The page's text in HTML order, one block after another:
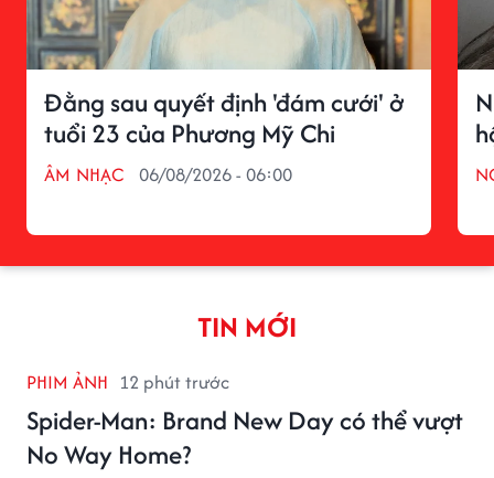
Đằng sau quyết định 'đám cưới' ở
tuổi 23 của Phương Mỹ Chi
ÂM NHẠC 06/08/2026 - 06:00
TIN MỚI
PHIM ẢNH 12 phút trước
Spider-Man: Brand New Day có thể vượt
No Way Home?